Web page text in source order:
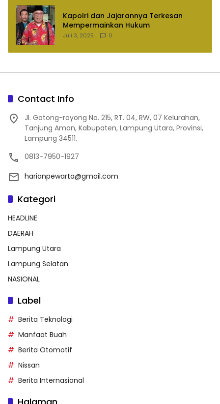
Kapolri dan Jajarannya Terkesan
Mempermainkan Hukum
Juli 3, 2025 0
Contact Info
Jl. Gotong-royong No. 215, RT. 04, RW, 07 Kelurahan,
Tanjung Aman, Kabupaten, Lampung Utara, Provinsi,
Lampung 34511.
0813-7950-1927
harianpewarta@gmail.com
Kategori
HEADLINE
DAERAH
Lampung Utara
Lampung Selatan
NASIONAL
Label
Berita Teknologi
Manfaat Buah
Berita Otomotif
Nissan
Berita Internasional